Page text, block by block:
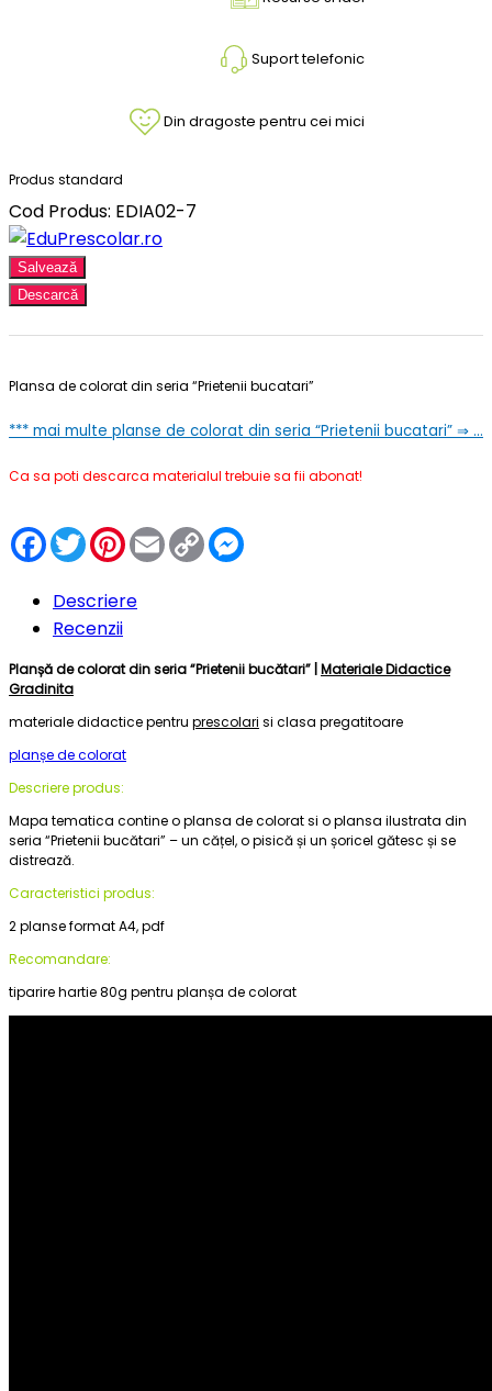
Suport telefonic
Din dragoste pentru cei mici
Produs standard
Cod Produs: EDIA02-7
Salvează
Descarcă
Plansa de colorat din seria “Prietenii bucatari”
*** mai multe planse de colorat din seria “Prietenii bucatari” ⇒ …
Ca sa poti descarca materialul trebuie sa fii abonat!
Facebook
TwitterPinterest
EmailCopy
Link
Descriere
Recenzii
Planșă de colorat din seria “Prietenii bucătari” | Materiale Didactice
Gradinita
materiale didactice pentru prescolari si clasa pregatitoare
planșe de colorat
Descriere produs:
Mapa tematica contine o plansa de colorat si o plansa ilustrata din
seria “Prietenii bucătari” – un cățel, o pisică și un șoricel gătesc și se
distrează.
Caracteristici produs:
2 planse format A4, pdf
Recomandare:
tiparire hartie 80g pentru planșa de colorat